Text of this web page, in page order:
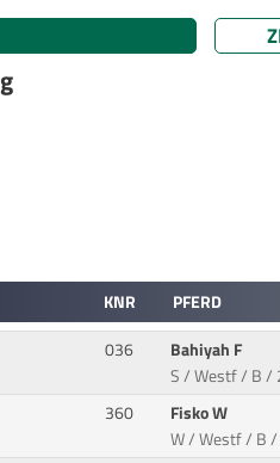
KNR
PFERD
036
Bahiyah F
S / Westf / B /
360
Fisko W
W / Westf / B